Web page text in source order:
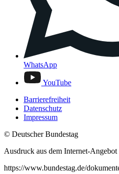
WhatsApp
YouTube
Barrierefreiheit
Datenschutz
Impressum
© Deutscher Bundestag
Ausdruck aus dem Internet-Angebot
https://www.bundestag.de/